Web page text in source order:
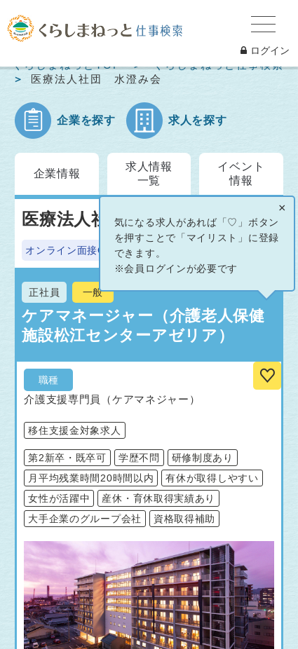
ログイン
くらしまねっとTOP
くらしまねっと仕事検索
医療法人社団 水澄み会
企業を探す 求人を探す
企業情報
求人情報
一覧
イベント
情報
医療法人社団 水澄み会
オンライン面接OK
正社員 一般
ケアマネージャー（介護老人保健
施設松江センターアゼリア）
職種
介護支援専門員（ケアマネジャー）
移住支援金対象求人
第2新卒・既卒可 学歴不問
研修制度あり
月平均残業時間20時間以内
有休が取得しやすい
女性が活躍中
産休・育休取得実績あり
大手企業のグループ会社
資格取得補助
×
気になる求人があれば「♡」ボタン
を押すことで「マイリスト」に登録
できます。
※会員ログインが必要です